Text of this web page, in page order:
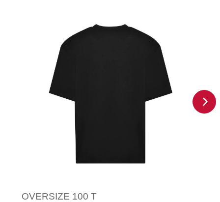
OVERSIZE 100 T